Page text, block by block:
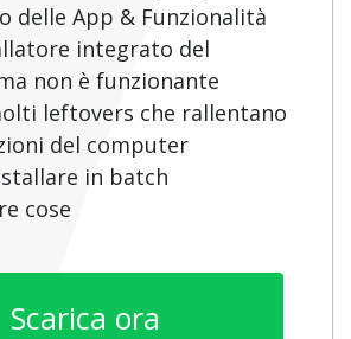
delle App & Funzionalità
integrato del
non è funzionante
leftovers che rallentano
del computer
in batch
cose
Scarica ora